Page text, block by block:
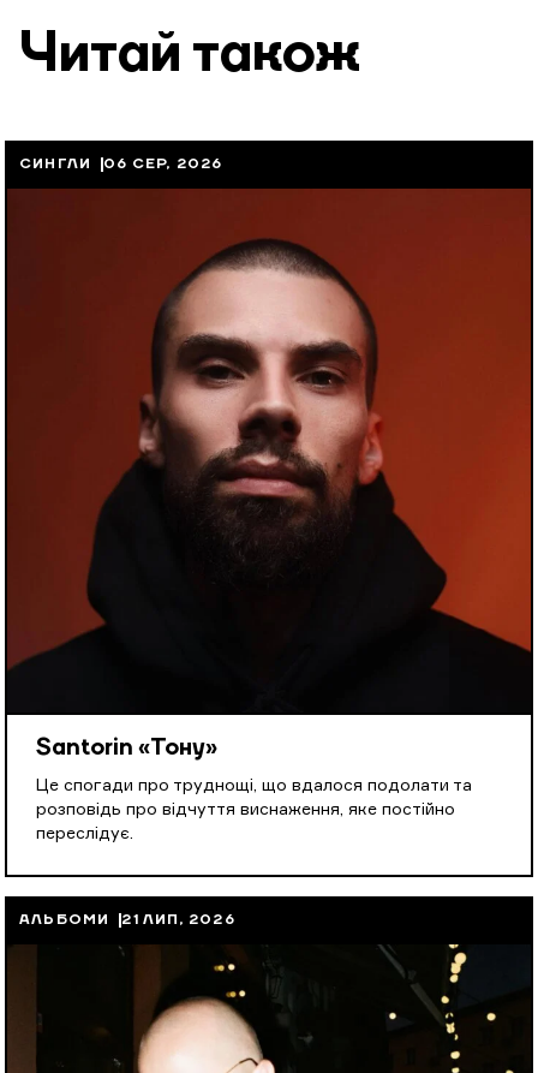
Читай також
СИНГЛИ 06 СЕР, 2026
Santorin «Тону»
Це спогади про труднощі, що вдалося подолати та
розповідь про відчуття виснаження, яке постійно
переслідує.
АЛЬБОМИ 21 ЛИП, 2026